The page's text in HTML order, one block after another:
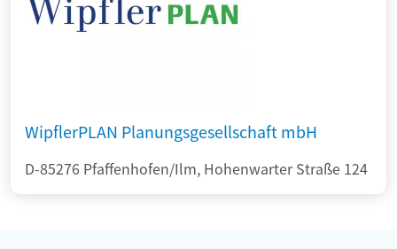
WipflerPLAN Planungsgesellschaft mbH
D-85276 Pfaffenhofen/Ilm, Hohenwarter Straße 124